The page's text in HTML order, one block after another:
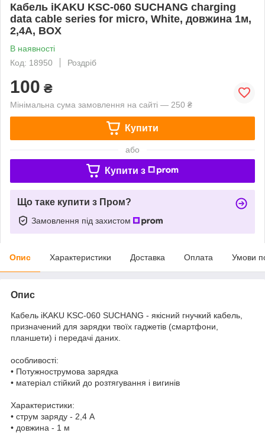
Кабель iKAKU KSC-060 SUCHANG charging
data cable series for micro, White, довжина 1м,
2,4А, BOX
В наявності
Код: 18950
Роздріб
100 ₴
Мінімальна сума замовлення на сайті — 250 ₴
Купити
або
Купити з
Що таке купити з Пром?
Замовлення під захистом
Опис Характеристики Доставка Оплата Умови
Опис
Кабель iKAKU KSC-060 SUCHANG - якісний гнучкий кабель,
призначений для зарядки твоїх гаджетів (смартфони,
планшети) і передачі даних.
особливості:
• Потужнострумова зарядка
• матеріал стійкий до розтягування і вигинів
Характеристики:
• струм заряду - 2,4 А
• довжина - 1 м